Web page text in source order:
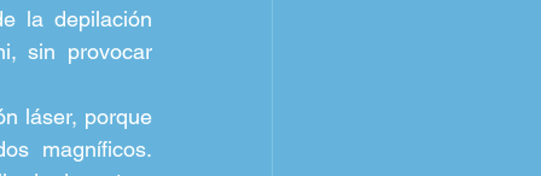
la depilación
sin provocar
láser, porque
magníficos.